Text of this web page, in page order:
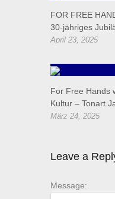
FOR FREE
30-jähriges
April 23, 2025
For Free Hands
Kultur – Tonart
März 24, 2025
Leave a
Message: